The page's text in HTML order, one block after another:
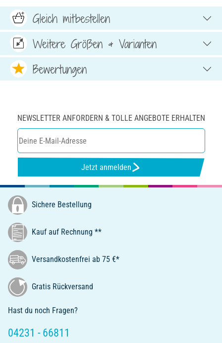
Gleich mitbestellen
Weitere Größen & Varianten
Bewertungen
NEWSLETTER ANFORDERN & TOLLE ANGEBOTE ERHALTEN
Jetzt anmelden
Sichere Bestellung
Kauf auf Rechnung **
Versandkostenfrei ab 75 €*
Gratis Rückversand
Hast du noch Fragen?
04231 - 66811